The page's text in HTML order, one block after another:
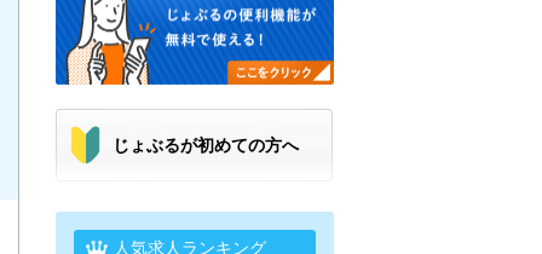
じょぶるが初めての方へ
人気求人ランキング